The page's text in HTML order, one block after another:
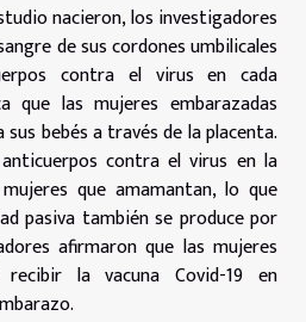
nacieron, los investigadores
de sus cordones umbilicales
contra el virus en cada
que las mujeres embarazadas
bebés a través de la placenta.
contra el virus en la
que amamantan, lo que
pasiva también se produce por
afirmaron que las mujeres
recibir la vacuna Covid-19 en